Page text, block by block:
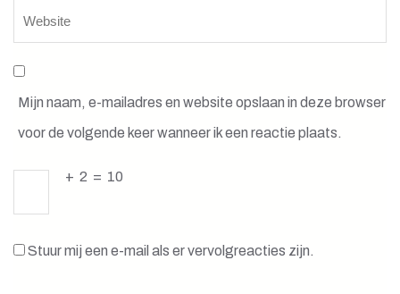
Mijn naam, e-mailadres en website opslaan in deze browser
voor de volgende keer wanneer ik een reactie plaats.
+ 2 = 10
Stuur mij een e-mail als er vervolgreacties zijn.